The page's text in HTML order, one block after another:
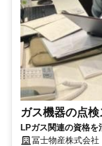
ガス機器の点
LPガス関連の資格
冨士物産株式会